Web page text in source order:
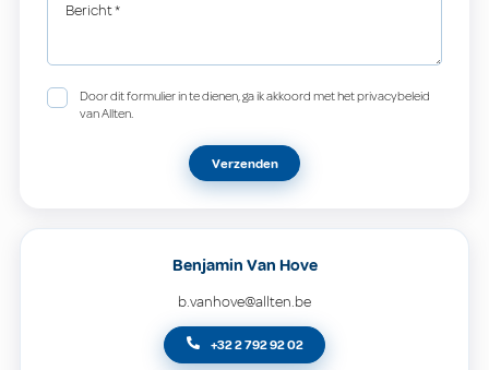
Bericht*
Door dit formulier in te dienen, ga ik akkoord met het privacybeleid
van Allten.
Verzenden
Benjamin Van Hove
b.vanhove@allten.be
+32 2 792 92 02